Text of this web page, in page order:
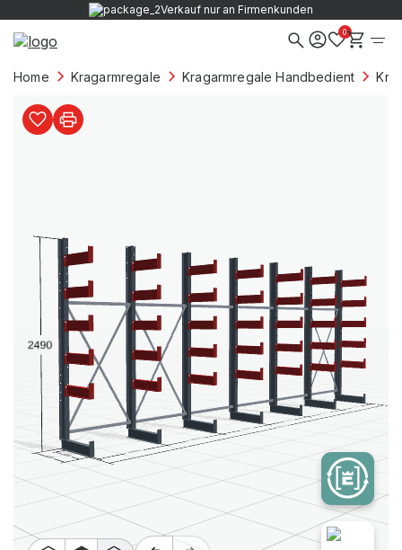
Verkauf nur an Firmenkunden
0
Home Kragarmregale Kragarmregale Handbedient